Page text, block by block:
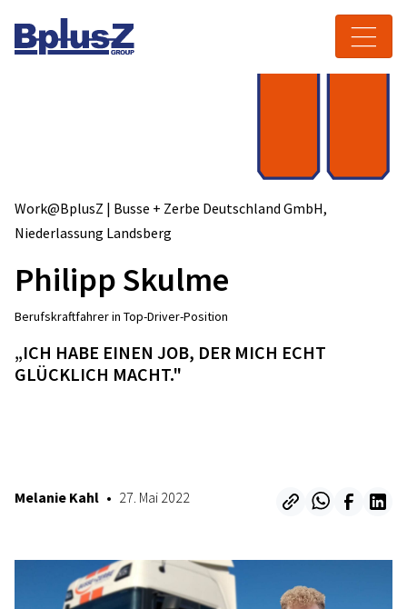
Toggle navigation
Work@BplusZ | Busse + Zerbe Deutschland GmbH,
Niederlassung Landsberg
Philipp Skulme
Berufskraftfahrer in Top-Driver-Position
„ICH HABE EINEN JOB, DER MICH ECHT
GLÜCKLICH MACHT."
Melanie Kahl • 27. Mai 2022